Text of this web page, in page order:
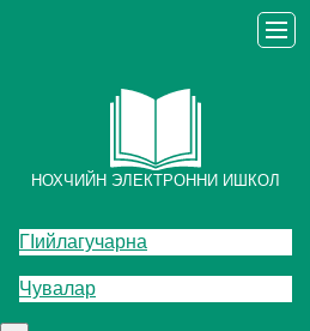
НОХЧИЙН ЭЛЕКТРОННИ ИШКОЛ
ГIийлагучарна
Чувалар